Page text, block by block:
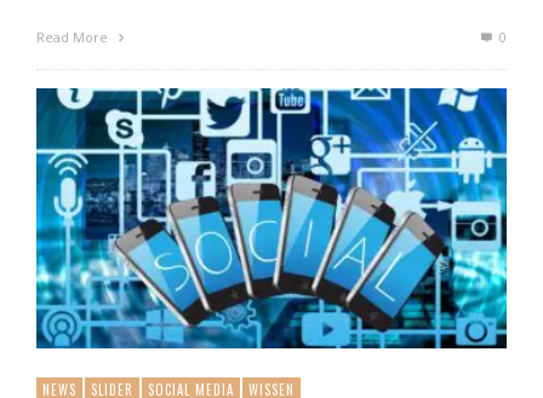
Read More 0
NEWS SLIDER SOCIAL MEDIA WISSEN